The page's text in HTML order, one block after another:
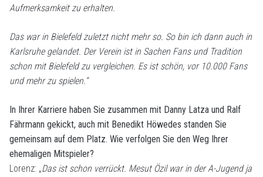
Aufmerksamkeit zu erhalten.
Das war in Bielefeld zuletzt nicht mehr so. So bin ich dann auch in
Karlsruhe gelandet. Der Verein ist in Sachen Fans und Tradition
schon mit Bielefeld zu vergleichen. Es ist schön, vor 10.000 Fans
und mehr zu spielen.“
In Ihrer Karriere haben Sie zusammen mit Danny Latza und Ralf
Fährmann gekickt, auch mit Benedikt Höwedes standen Sie
gemeinsam auf dem Platz. Wie verfolgen Sie den Weg Ihrer
ehemaligen Mitspieler?
Lorenz: „Das ist schon verrückt. Mesut Özil war in der A-Jugend ja